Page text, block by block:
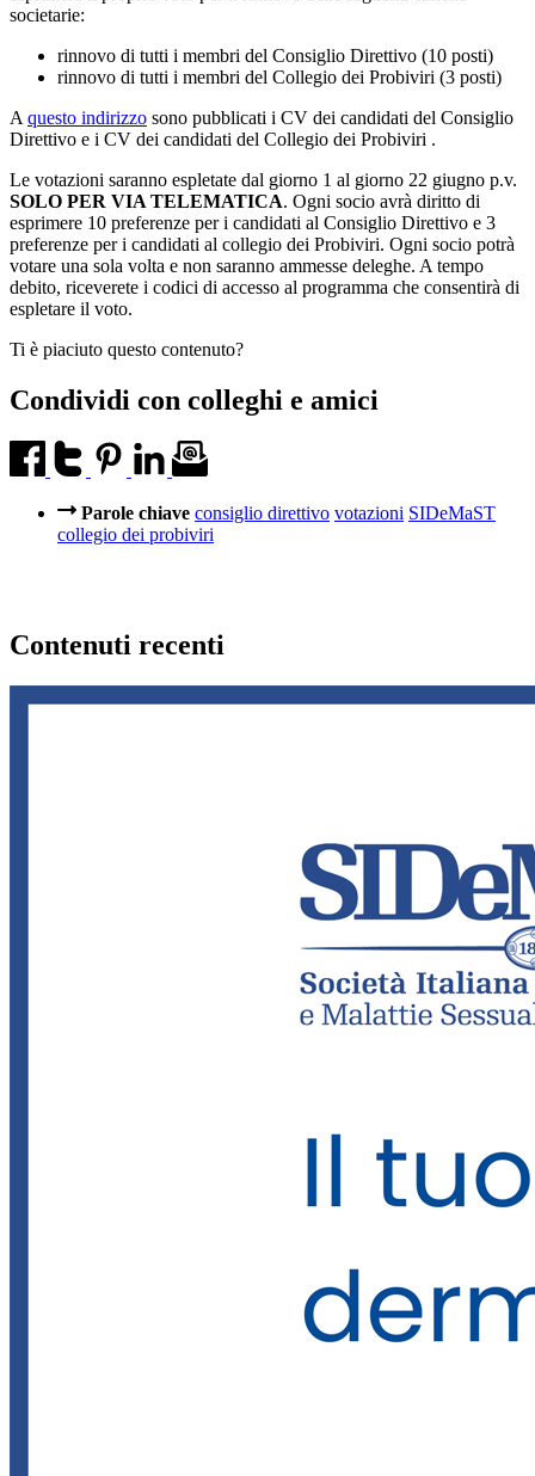
societarie:
rinnovo di tutti i membri del Consiglio Direttivo (10 posti)
rinnovo di tutti i membri del Collegio dei Probiviri (3 posti)
A questo indirizzo sono pubblicati i CV dei candidati del Consiglio
Direttivo e i CV dei candidati del Collegio dei Probiviri .
Le votazioni saranno espletate dal giorno 1 al giorno 22 giugno p.v.
SOLO PER VIA TELEMATICA. Ogni socio avrà diritto di
esprimere 10 preferenze per i candidati al Consiglio Direttivo e 3
preferenze per i candidati al collegio dei Probiviri. Ogni socio potrà
votare una sola volta e non saranno ammesse deleghe. A tempo
debito, riceverete i codici di accesso al programma che consentirà di
espletare il voto.
Ti è piaciuto questo contenuto?
Condividi con colleghi e amici
Parole chiave consiglio direttivo votazioni SIDeMaST
collegio dei probiviri
Contenuti recenti